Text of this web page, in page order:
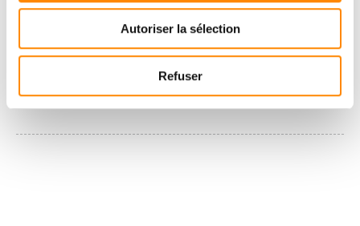
Autoriser la sélection
Refuser